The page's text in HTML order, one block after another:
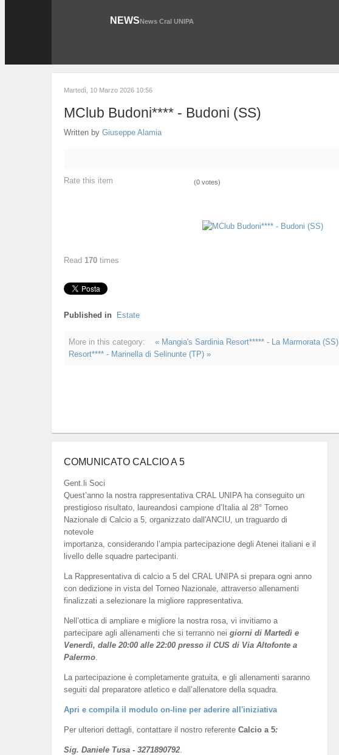
NEWSNews Cral UNIPA
Martedì, 10 Marzo 2026 10:56
MClub Budoni**** - Budoni (SS)
Written by Giuseppe Alamia
Rate this item (0 votes)
Read 170times
Published in Estate
More in this category: « Mangia's Sardinia Resort***** - La Marmorata (SS)
Resort**** - Marinella di Selinunte (TP) »
COMUNICATO CALCIO A 5
Gent.li Soci
Quest’anno la nostra rappresentativa CRAL UNIPA ha conseguito un
prestigioso risultato, laureandosi campione d’Italia al 28° Torneo
Nazionale di Calcio a 5, organizzato dall'ANCIU, un traguardo di
notevole
importanza, considerando l’ampia partecipazione degli Atenei italiani e il
livello delle squadre partecipanti.
La Rappresentativa di calcio a 5 del CRAL UNIPA si prepara ogni anno
con dedizione in vista del Torneo Nazionale, attraverso allenamenti
finalizzati a selezionare la migliore rappresentativa.
Nell’ottica di ampliare e migliore la nostra rosa, vi invitiamo a
partecipare agli allenamenti che si terranno nei giorni di Martedì e
Venerdì, dalle 20:00 alle 22:00 presso il CUS di Via Altofonte a
Palermo.
La partecipazione è completamente gratuita, e gli allenamenti saranno
seguiti dal preparatore atletico e dall’allenatore della squadra.
Apri e compila il modulo on-line per aderire all'iniziativa
Per ulteriori dettagli, contattare il nostro referente Calcio a 5:
Sig. Daniele Tusa - 3271890792.